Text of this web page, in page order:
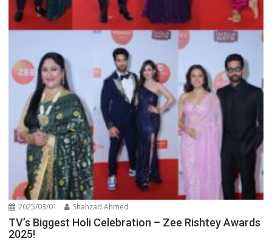
2025/03/01 Shahzad Ahmed
TV’s Biggest Holi Celebration – Zee Rishtey Awards
2025!